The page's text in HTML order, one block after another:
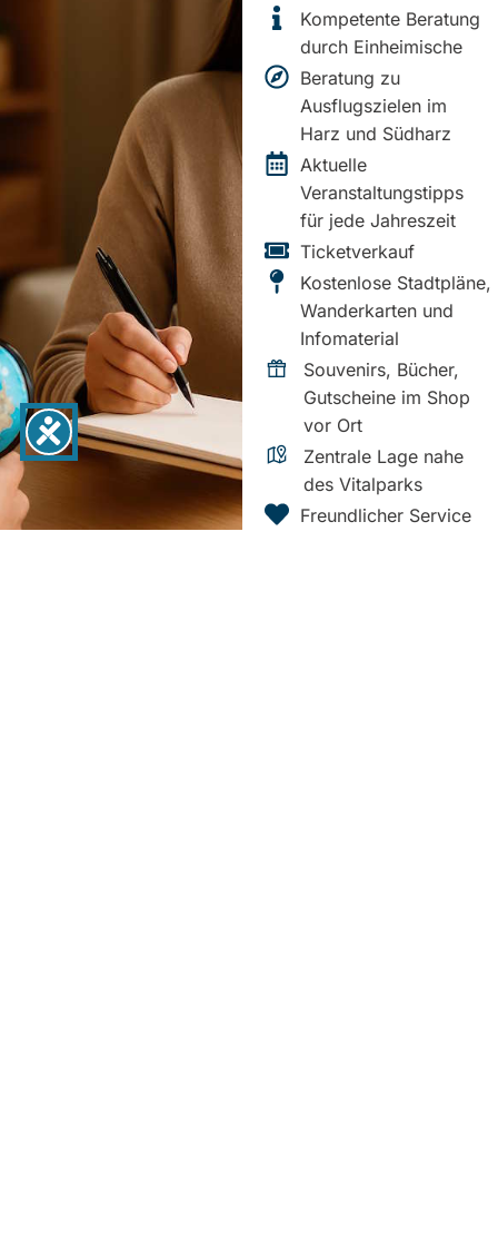
Kompetente Beratung
durch Einheimische
Beratung zu
Ausflugszielen im
Harz und Südharz
Aktuelle
Veranstaltungstipps
für jede Jahreszeit
Ticketverkauf
Kostenlose Stadtpläne,
Wanderkarten und
Infomaterial
Souvenirs, Bücher,
Gutscheine im Shop
vor Ort
Zentrale Lage nahe
des Vitalparks
Freundlicher Service